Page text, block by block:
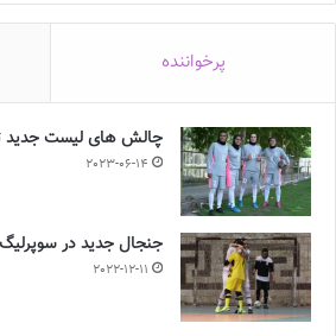
پرخواننده
چالش هاى ليست جدید
2023-06-14
جنجال جدید در
2022-12-11